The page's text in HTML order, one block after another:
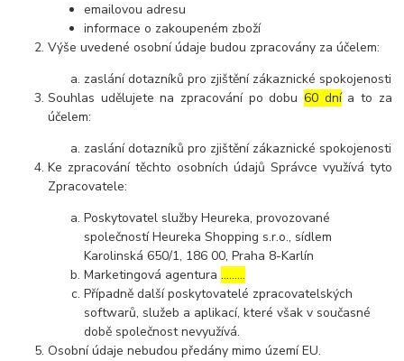
emailovou adresu
informace o zakoupeném zboží
Výše uvedené osobní údaje budou zpracovány za účelem:
zaslání dotazníků pro zjištění zákaznické spokojenosti
Souhlas udělujete na zpracování po dobu60 dnía to za
účelem:
zaslání dotazníků pro zjištění zákaznické spokojenosti
Ke zpracování těchto osobních údajů Správce využívá tyto
Zpracovatele:
Poskytovatel služby Heureka, provozované
společností Heureka Shopping s.r.o., sídlem
Karolinská 650/1, 186 00, Praha 8-Karlín
Marketingová agentura………
Případně další poskytovatelé zpracovatelských
softwarů, služeb a aplikací, které však v současné
době společnost nevyužívá.
Osobní údaje nebudou předány mimo území EU.